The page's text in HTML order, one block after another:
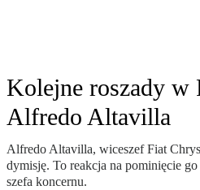
Kolejne roszady w
Alfredo Altavilla
Alfredo Altavilla, wiceszef Fiat
dymisję. To reakcja na pominięcie
szefa koncernu.